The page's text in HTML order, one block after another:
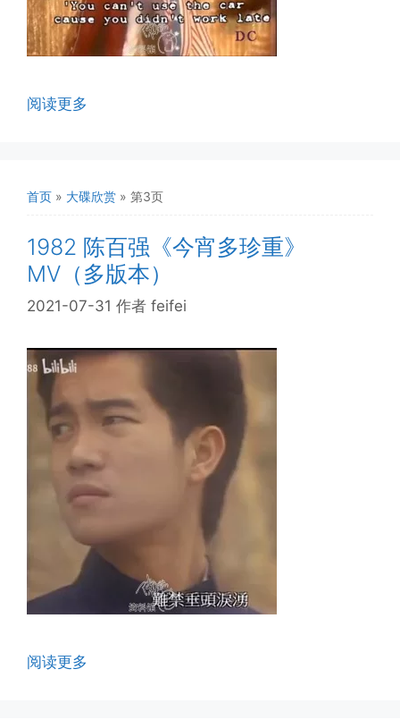
阅读更多
首页 » 大碟欣赏 » 第3页
1982 陈百强《今宵多珍重》
MV（多版本）
2021-07-31 作者 feifei
阅读更多